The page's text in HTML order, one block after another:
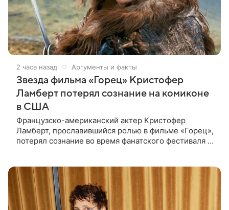
2 часа назад Аргументы и факты
Звезда фильма «Горец» Кристофер
Ламберт потерял сознание на комиконе
в США
Французско-американский актер Кристофер
Ламберт, прославившийся ролью в фильме «Горец»,
потерял сознание во время фанатского фестиваля в